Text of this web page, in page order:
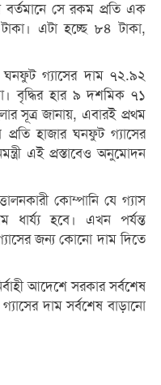
বর্তমানে সে রকম প্রতি এক
এটা হচ্ছে ৮৪ টাকা,
ঘনফুট গ্যাসের দাম ৭২.৯২
বৃদ্ধির হার ৯ দশমিক ৭১
সূত্র জানায়, এবারই প্রথম
প্রতি হাজার ঘনফুট গ্যাসের
এই প্রস্তাবেও অনুমোদন
কোম্পানি যে গ্যাস
হবে। এখন পর্যন্ত
জন্য কোনো দাম দিতে
আদেশে সরকার সর্বশেষ
দাম সর্বশেষ বাড়ানো